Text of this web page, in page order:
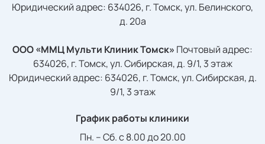
Юридический адрес: 634026, г. Томск, ул. Белинского,
д. 20а
ООО «ММЦ Мульти Клиник Томск» Почтовый адрес:
634026, г. Томск, ул. Сибирская, д. 9/1, 3 этаж
Юридический адрес: 634026, г. Томск, ул. Сибирская, д.
9/1, 3 этаж
График работы клиники
Пн. – Сб. с 8.00 до 20.00